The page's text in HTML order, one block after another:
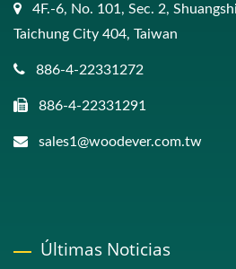
4F.-6, No. 101, Sec. 2,
Taichung City 404, Taiwan
886-4-22331272
886-4-22331291
sales1@woodever.com.tw
Últimas Noticias